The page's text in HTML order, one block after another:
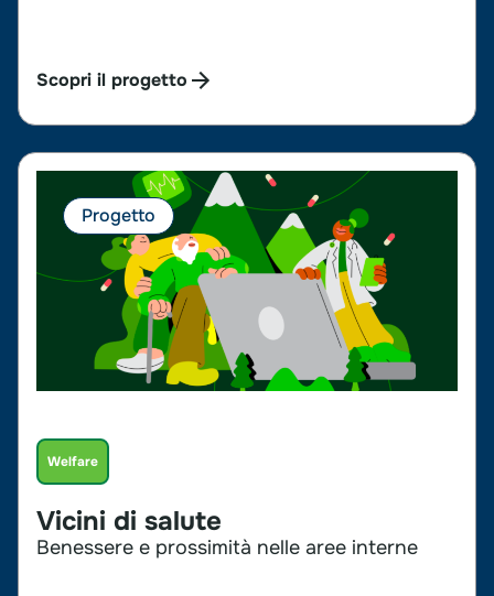
Scopri il progetto
Progetto
Welfare
Vicini di salute
Benessere e prossimità nelle aree interne